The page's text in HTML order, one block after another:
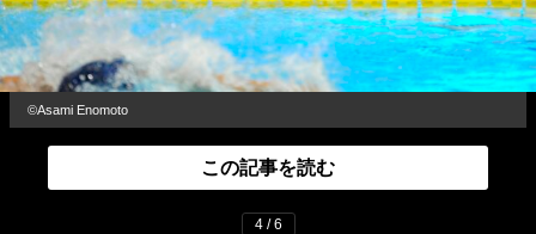
©Asami Enomoto
この記事を読む
4 / 6